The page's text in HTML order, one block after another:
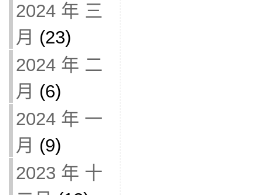
2024 年 三
月 (23)
2024 年 二
月 (6)
2024 年 一
月 (9)
2023 年 十